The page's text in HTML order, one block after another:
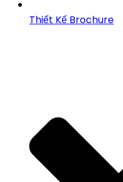
Thiết Kế Brochure